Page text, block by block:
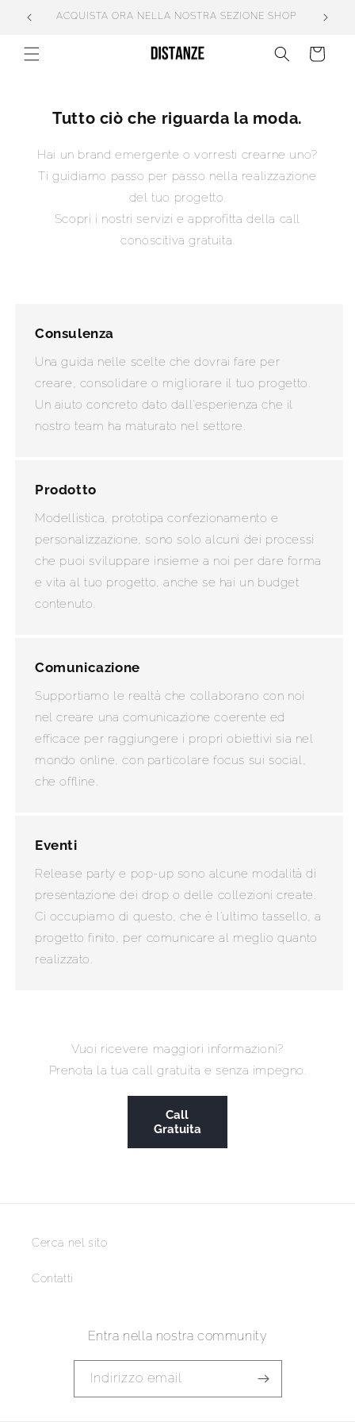
direttamenteACQUISTA ORA NELLA NOSTRA SEZIONE SHOP
Carrello
Tutto ciò che riguarda la moda.
Hai un brand emergente o vorresti crearne uno?
Ti guidiamo passo per passo nella realizzazione
del tuo progetto.
Scopri i nostri servizi e approfitta della call
conoscitiva gratuita.
Consulenza
Una guida nelle scelte che dovrai fare per
creare, consolidare o migliorare il tuo progetto.
Un aiuto concreto dato dall'esperienza che il
nostro team ha maturato nel settore.
Prodotto
Modellistica, prototipa confezionamento e
personalizzazione, sono solo alcuni dei processi
che puoi sviluppare insieme a noi per dare forma
e vita al tuo progetto, anche se hai un budget
contenuto.
Comunicazione
Supportiamo le realtà che collaborano con noi
nel creare una comunicazione coerente ed
efficace per raggiungere i propri obiettivi sia nel
mondo online, con particolare focus sui social,
che offline.
Eventi
Release party e pop-up sono alcune modalità di
presentazione dei drop o delle collezioni create.
Ci occupiamo di questo, che è l'ultimo tassello, a
progetto finito, per comunicare al meglio quanto
realizzato.
Vuoi ricevere maggiori informazioni?
Prenota la tua call gratuita e senza impegno.
Call
Gratuita
Cerca nel sito
Contatti
Entra nella nostra community
Indirizzo email